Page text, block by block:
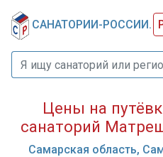
САНАТОРИИ-РОССИИ.
Цены на
санаторий
Самарская область,